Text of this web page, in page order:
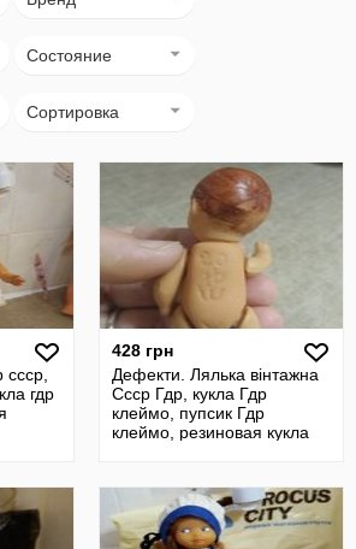
Состояние
Сортировка
гдр
428 грн
Дефекти. Лялька вінтажна
Ссср Гдр, кукла Гдр
клеймо, пупсик Гдр
клеймо, резиновая кукла